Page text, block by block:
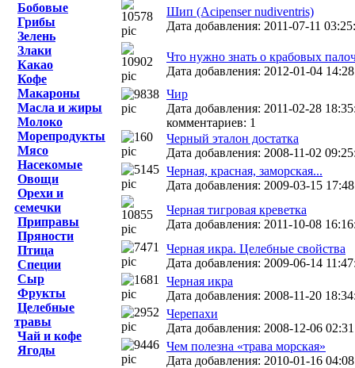
Бобовые
Грибы
Зелень
Злаки
Какао
Кофе
Макароны
Масла и жиры
Молоко
Морепродукты
Мясо
Насекомые
Овощи
Орехи и
семечки
Приправы
Пряности
Птица
Специи
Сыр
Фрукты
Целебные
травы
Чай и кофе
Ягоды
Шип (Acipenser nudiventris)
Дата добавления: 2011-07-11
Что нужно знать о крабовых
Дата добавления: 2012-01-04
Чир
Дата добавления: 2011-02-28
комментариев: 1
Черный эталон достатка
Дата добавления: 2008-11-02
Черная, красная, заморская...
Дата добавления: 2009-03-15
Черная тигровая креветка
Дата добавления: 2011-10-08
Черная икра. Целебные свойства
Дата добавления: 2009-06-14
Черная икра
Дата добавления: 2008-11-20
Черепахи
Дата добавления: 2008-12-06
Чем полезна «трава морская»
Дата добавления: 2010-01-16